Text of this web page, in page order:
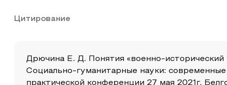
Цитирование
Дрючина Е. Д. Понятия «военно-исторический
Социально-гуманитарные науки:
практической конференции 27 мая 2021г.